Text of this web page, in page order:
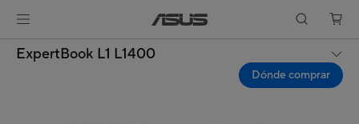
ExpertBook L1 L1400
Dónde comprar